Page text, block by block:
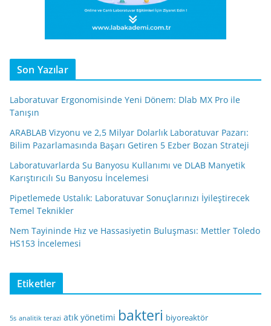
Son Yazılar
Laboratuvar Ergonomisinde Yeni Dönem: Dlab MX Pro ile
Tanışın
ARABLAB Vizyonu ve 2,5 Milyar Dolarlık Laboratuvar Pazarı:
Bilim Pazarlamasında Başarı Getiren 5 Ezber Bozan Strateji
Laboratuvarlarda Su Banyosu Kullanımı ve DLAB Manyetik
Karıştırıcılı Su Banyosu İncelemesi
Pipetlemede Ustalık: Laboratuvar Sonuçlarınızı İyileştirecek
Temel Teknikler
Nem Tayininde Hız ve Hassasiyetin Buluşması: Mettler Toledo
HS153 İncelemesi
Etiketler
5s analitik terazi atık yönetimi bakteri biyoreaktör